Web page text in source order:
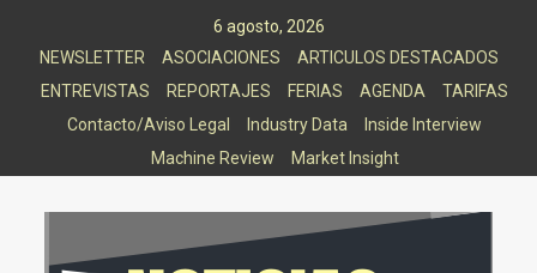
6 agosto, 2026
NEWSLETTER
ASOCIACIONES
ARTICULOS DESTACADOS
ENTREVISTAS
REPORTAJES FERIAS AGENDA
TARIFAS
Contacto/Aviso Legal
Industry Data
Inside Interview
Machine Review
Market Insight